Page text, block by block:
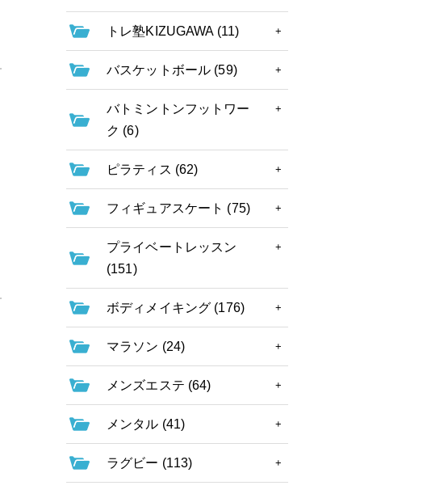
トレ塾KIZUGAWA (11)
バスケットボール (59)
バトミントンフットワー
ク (6)
ピラティス (62)
フィギュアスケート (75)
プライベートレッスン
(151)
ボディメイキング (176)
マラソン (24)
メンズエステ (64)
メンタル (41)
ラグビー (113)